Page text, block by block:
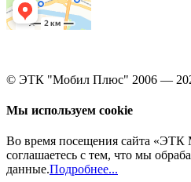
© ЭТК "Мобил Плюс" 2006 —
Мы используем cookie
Во время посещения сайта
соглашаетесь с тем, что мы
данные.Подробнее...